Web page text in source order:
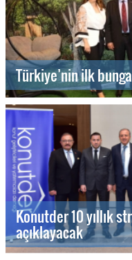
Türkiye’nin ilk
Konutder 10 yıllık
açıklayacak